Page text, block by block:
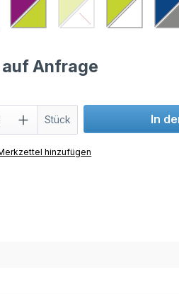
auf Anfrage
Stück In
hinzufügen